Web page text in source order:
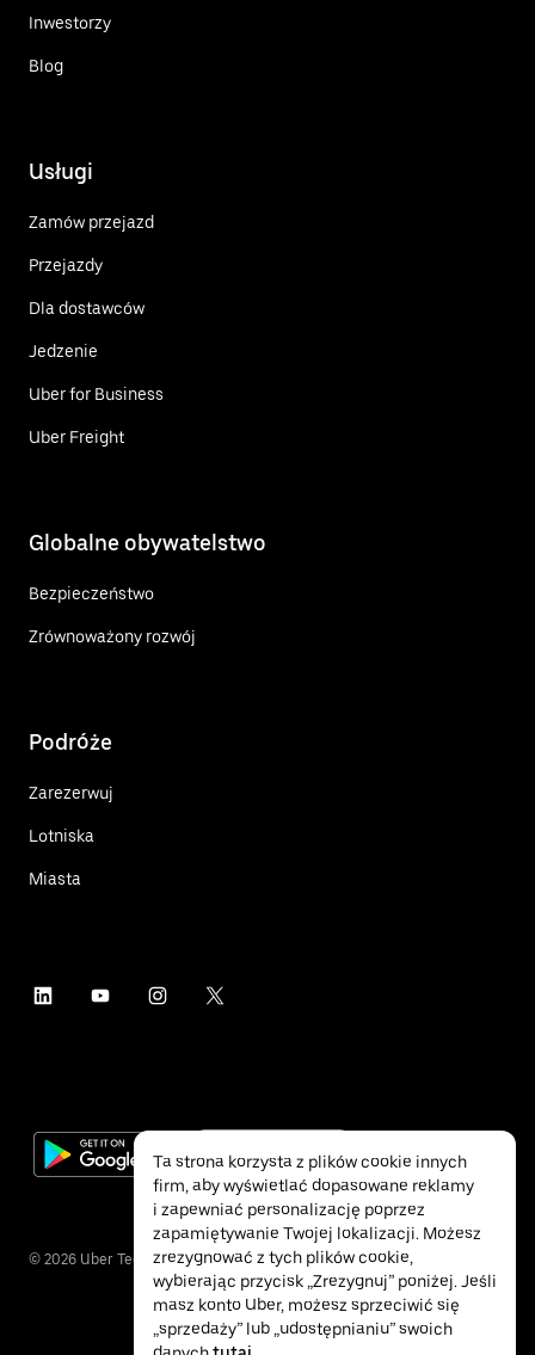
Inwestorzy
Blog
Usługi
Zamów przejazd
Przejazdy
Dla dostawców
Jedzenie
Uber for Business
Uber Freight
Globalne obywatelstwo
Bezpieczeństwo
Zrównoważony rozwój
Podróże
Zarezerwuj
Lotniska
Miasta
© 2026 Uber Technologies Inc.
Ta strona korzysta z plików cookie innych
firm, aby wyświetlać dopasowane reklamy
i zapewniać personalizację poprzez
zapamiętywanie Twojej lokalizacji. Możesz
zrezygnować z tych plików cookie,
wybierając przycisk „Zrezygnuj” poniżej. Jeśli
masz konto Uber, możesz sprzeciwić się
„sprzedaży” lub „udostępnianiu” swoich